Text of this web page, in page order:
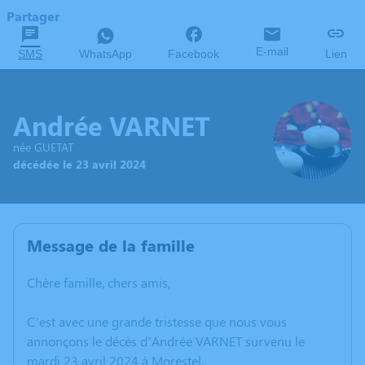
Partager
SMS WhatsApp Facebook E-mail Lien
Andrée VARNET
née GUETAT
décédée le 23 avril 2024
Message de la famille
Chère famille, chers amis,
C’est avec une grande tristesse que nous vous
annonçons le décès d’Andrée VARNET survenu le
mardi 23 avril 2024 à Morestel.